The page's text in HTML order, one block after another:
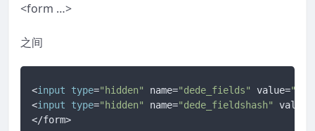
<form …>
之间
<input type="hidden" name="dede_fields" value=
<input type="hidden" name="dede_fieldshash" value=
</form>